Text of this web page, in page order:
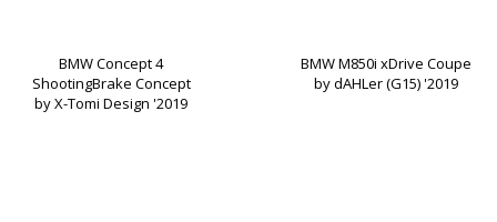
BMW Concept 4
ShootingBrake Concept
by X-Tomi Design '2019
BMW M850i xDrive Coupe
by dAHLer (G15) '2019